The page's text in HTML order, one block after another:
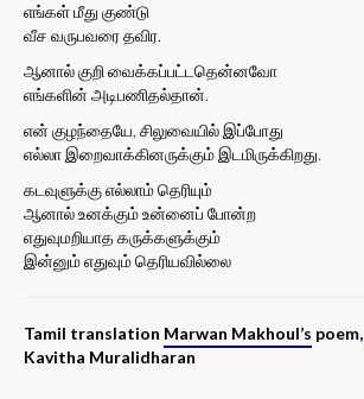
எங்கள் மீது குண்டு
வீச வருபவரை தவிர.
ஆனால் குறி வைக்கப்பட்டதென்னவோ
எங்களின் அடிபணிதல்தான்.
என் குழந்தையே, சிலுவையில் இப்போது
எல்லா இறைவாக்கினருக்கும் இடமிருக்கிறது.
கடவுளுக்கு எல்லாம் தெரியும்
ஆனால் உனக்கும் உன்னைப் போன்ற
எதுவுமறியாத கருக்களுக்கும்
இன்னும் எதுவும் தெரியவில்லை
Tamil translation Marwan Makhoul’s poem,
Kavitha Muralidharan